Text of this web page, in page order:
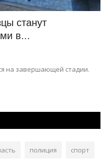
станут
в...
на завершающей стадии.
полиция спорт